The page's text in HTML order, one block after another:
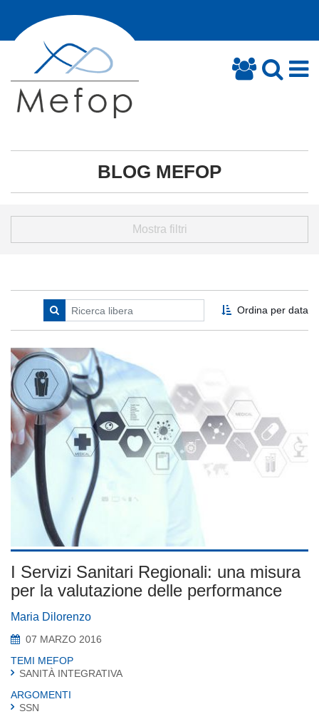
BLOG MEFOP
Mostra filtri
Ordina per data
I Servizi Sanitari Regionali: una misura
per la valutazione delle performance
Maria Dilorenzo
07 MARZO 2016
TEMI MEFOP
SANITÀ INTEGRATIVA
ARGOMENTI
SSN